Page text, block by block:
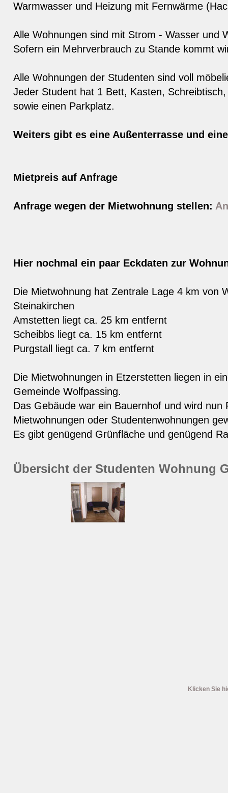
Warmwasser und Heizung mit Fernwärme
Alle Wohnungen sind mit Strom - Wasser und
Sofern ein Mehrverbrauch zu Stande kommt
Alle Wohnungen der Studenten sind voll
Jeder Student hat 1 Bett, Kasten,
sowie einen Parkplatz.
Weiters gibt es eine Außenterrasse und
Mietpreis auf Anfrage
Anfrage wegen der Mietwohnung stellen:
Hier nochmal ein paar Eckdaten zur
Die Mietwohnung hat Zentrale Lage 4 km von
Steinakirchen
Amstetten liegt ca. 25 km entfernt
Scheibbs liegt ca. 15 km entfernt
Purgstall liegt ca. 7 km entfernt
Die Mietwohnungen in Etzerstetten liegen in
Gemeinde Wolfpassing.
Das Gebäude war ein Bauernhof und wird nun
Mietwohnungen oder Studentenwohnungen
Es gibt genügend Grünfläche und genügend
Übersicht der Studenten Wohnung
Klicken Sie